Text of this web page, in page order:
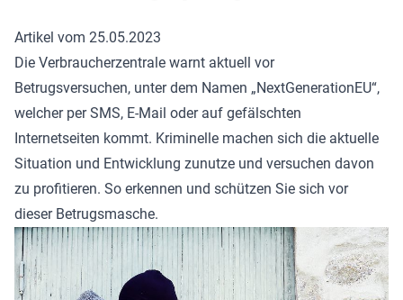
Artikel vom 25.05.2023
Die Verbraucherzentrale warnt aktuell vor
Betrugsversuchen, unter dem Namen „NextGenerationEU“,
welcher per SMS, E-Mail oder auf gefälschten
Internetseiten kommt. Kriminelle machen sich die aktuelle
Situation und Entwicklung zunutze und versuchen davon
zu profitieren. So erkennen und schützen Sie sich vor
dieser Betrugsmasche.